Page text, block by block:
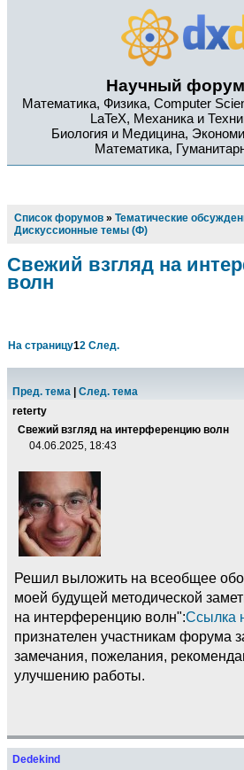
Научный
Математика, Физика, Computer
LaTeX, Механика и
Биология и Медицина,
Математика,
Список форумов » Тематические
Дискуссионные темы (Ф)
Свежий взгляд на
волн
На страницу12 След.
Пред. тема
След. тема
reterty
Свежий взгляд на интерференцию волн
04.06.2025, 18:43
Решил выложить на всеобщее
моей будущей методической
на интерференцию волн":Ссылка
признателен участникам форума
замечания, пожелания,
улучшению работы.
Dedekind